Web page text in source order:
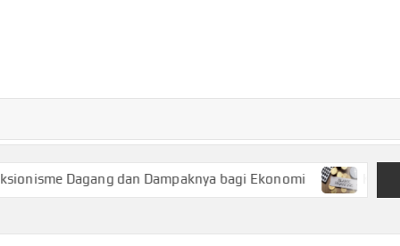
dan Dampaknya bagi Ekonomi Keuangan Syariah,